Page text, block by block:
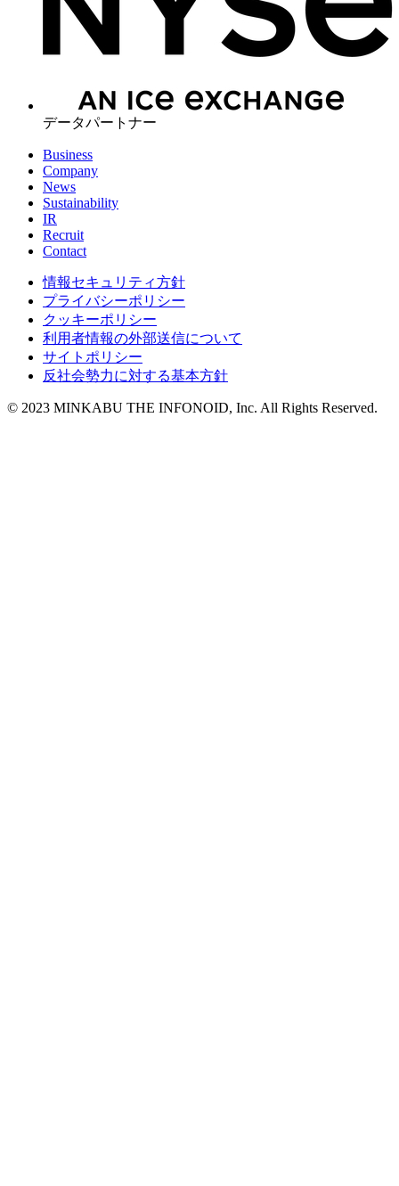
データパートナー
Business
Company
News
Sustainability
IR
Recruit
Contact
情報セキュリティ方針
プライバシーポリシー
クッキーポリシー
利用者情報の外部送信について
サイトポリシー
反社会勢力に対する基本方針
© 2023 MINKABU THE INFONOID, Inc. All Rights Reserved.